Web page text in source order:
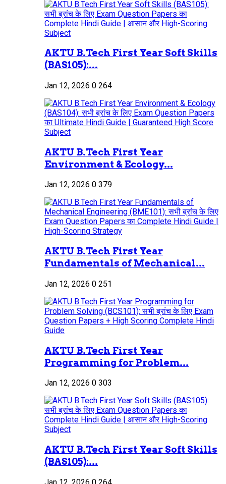
AKTU B.Tech First Year Soft Skills
(BAS105):...
Jan 12, 2026 0 264
AKTU B.Tech First Year
Environment & Ecology...
Jan 12, 2026 0 379
AKTU B.Tech First Year
Fundamentals of Mechanical...
Jan 12, 2026 0 251
AKTU B.Tech First Year
Programming for Problem...
Jan 12, 2026 0 303
AKTU B.Tech First Year Soft Skills
(BAS105):...